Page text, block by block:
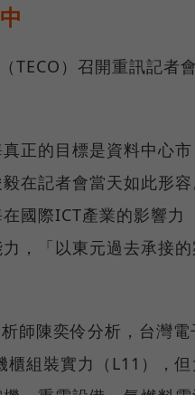
）召開重訊記者會
正的目標是資料中心市
在記者會當天如此形容
國際ICT產業的影響力
，「以東元過去承接的
師陳奕伶分析，台灣電
組裝實力（L11），但